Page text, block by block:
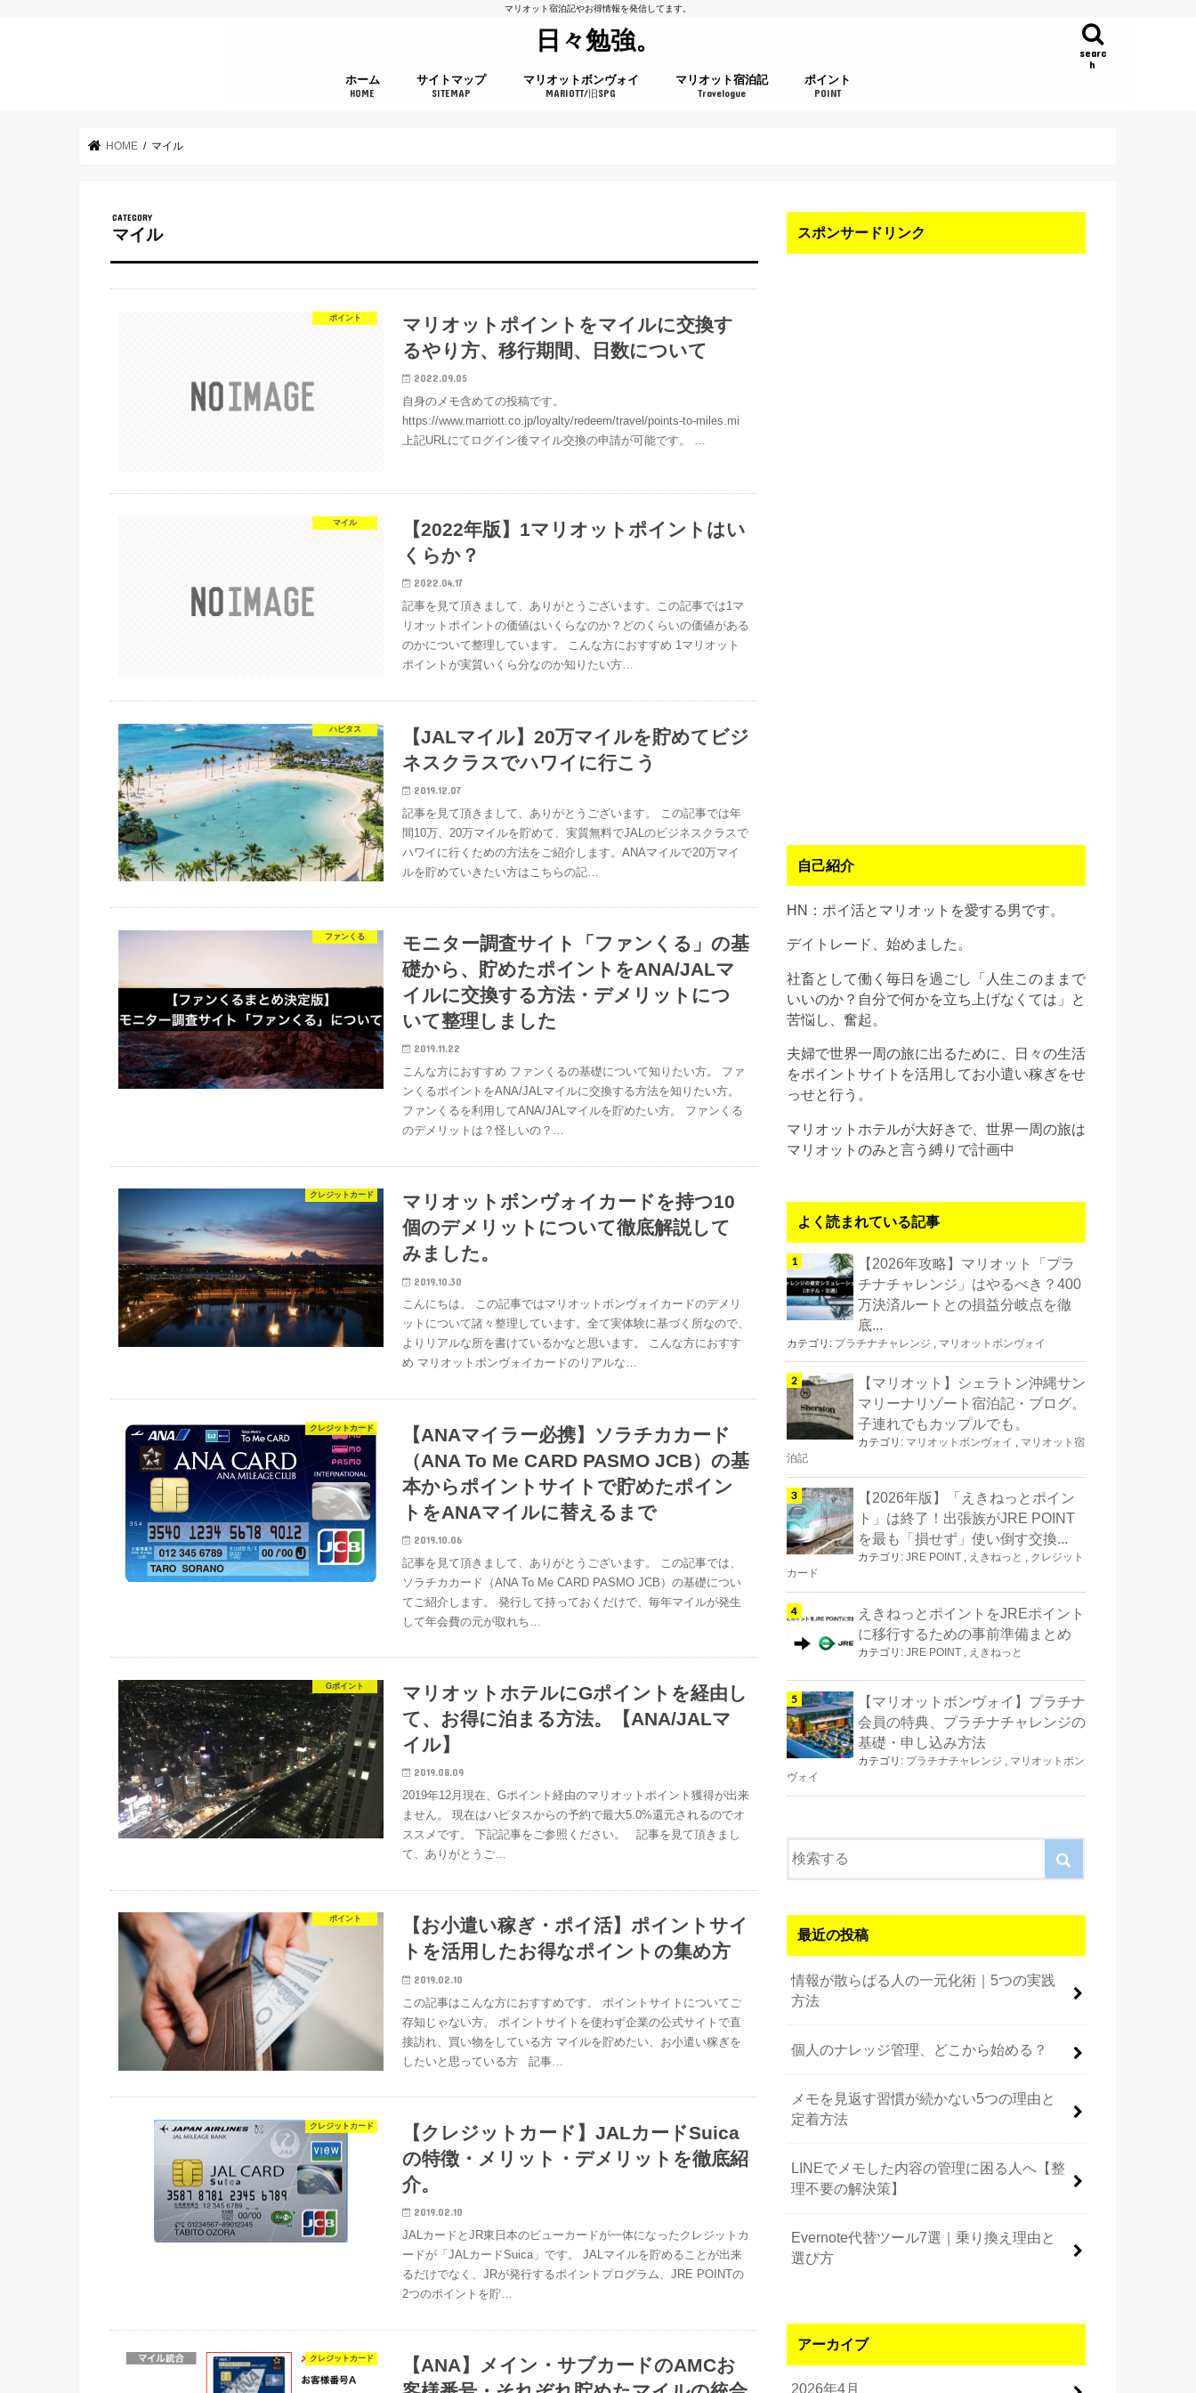
マリオット宿泊記やお得情報を発信してます。
日々勉強。
searc
h
ホーム
HOME
サイトマップ
SITEMAP
マリオットボンヴォイ
MARIOTT/旧SPG
マリオット宿泊記
Travelogue
ポイント
POINT
HOME マイル
マイル
ポイント
マリオットポイントをマイルに交換す
るやり方、移行期間、日数について
2022.09.05
自身のメモ含めての投稿です。
https://www.marriott.co.jp/loyalty/redeem/travel/points-to-miles.mi
上記URLにてログイン後マイル交換の申請が可能です。 …
マイル
【2022年版】1マリオットポイントはい
くらか？
2022.04.17
記事を見て頂きまして、ありがとうございます。この記事では1マ
リオットポイントの価値はいくらなのか？どのくらいの価値がある
のかについて整理しています。 こんな方におすすめ 1マリオット
ポイントが実質いくら分なのか知りたい方…
ハピタス
【JALマイル】20万マイルを貯めてビジ
ネスクラスでハワイに行こう
2019.12.07
記事を見て頂きまして、ありがとうございます。 この記事では年
間10万、20万マイルを貯めて、実質無料でJALのビジネスクラスで
ハワイに行くための方法をご紹介します。ANAマイルで20万マイ
ルを貯めていきたい方はこちらの記…
ファンくる
モニター調査サイト「ファンくる」の基
礎から、貯めたポイントをANA/JALマ
イルに交換する方法・デメリットにつ
いて整理しました
2019.11.22
こんな方におすすめ ファンくるの基礎について知りたい方。 ファ
ンくるポイントをANA/JALマイルに交換する方法を知りたい方。
ファンくるを利用してANA/JALマイルを貯めたい方。 ファンくる
のデメリットは？怪しいの？…
クレジットカード
マリオットボンヴォイカードを持つ10
個のデメリットについて徹底解説して
みました。
2019.10.30
こんにちは。 この記事ではマリオットボンヴォイカードのデメリ
ットについて諸々整理しています。全て実体験に基づく所なので、
よりリアルな所を書けているかなと思います。 こんな方におすす
め マリオットボンヴォイカードのリアルな…
クレジットカード
【ANAマイラー必携】ソラチカカード
（ANA To Me CARD PASMO JCB）の基
本からポイントサイトで貯めたポイン
トをANAマイルに替えるまで
2019.10.06
記事を見て頂きまして、ありがとうございます。 この記事では、
ソラチカカード（ANA To Me CARD PASMO JCB）の基礎につい
てご紹介します。 発行して持っておくだけで、毎年マイルが発生
して年会費の元が取れち…
Gポイント
マリオットホテルにGポイントを経由し
て、お得に泊まる方法。【ANA/JALマ
イル】
2019.08.09
2019年12月現在、Gポイント経由のマリオットポイント獲得が出来
ません。 現在はハピタスからの予約で最大5.0%還元されるのでオ
ススメです。 下記記事をご参照ください。 記事を見て頂きまし
て、ありがとうご…
ポイント
【お小遣い稼ぎ・ポイ活】ポイントサイ
トを活用したお得なポイントの集め方
2019.02.10
この記事はこんな方におすすめです。 ポイントサイトについてご
存知じゃない方。 ポイントサイトを使わず企業の公式サイトで直
接訪れ、買い物をしている方 マイルを貯めたい、お小遣い稼ぎを
したいと思っている方 記事…
クレジットカード
【クレジットカード】JALカードSuica
の特徴・メリット・デメリットを徹底紹
介。
2019.02.10
JALカードとJR東日本のビューカードが一体になったクレジットカ
ードが「JALカードSuica」です。 JALマイルを貯めることが出来
るだけでなく、JRが発行するポイントプログラム、JRE POINTの
2つのポイントを貯…
クレジットカード
【ANA】メイン・サブカードのAMCお
スポンサードリンク
自己紹介
HN：ポイ活とマリオットを愛する男です。
デイトレード、始めました。
社畜として働く毎日を過ごし「人生このままで
いいのか？自分で何かを立ち上げなくては」と
苦悩し、奮起。
夫婦で世界一周の旅に出るために、日々の生活
をポイントサイトを活用してお小遣い稼ぎをせ
っせと行う。
マリオットホテルが大好きで、世界一周の旅は
マリオットのみと言う縛りで計画中
よく読まれている記事
【2026年攻略】マリオット「プラ
チナチャレンジ」はやるべき？400
万決済ルートとの損益分岐点を徹
底...
カテゴリ: プラチナチャレンジ マリオットボンヴォイ
【マリオット】シェラトン沖縄サン
マリーナリゾート宿泊記・ブログ。
子連れでもカップルでも。
カテゴリ: マリオットボンヴォイ , マリオット宿
泊記
【2026年版】「えきねっとポイン
ト」は終了！出張族がJRE POINT
を最も「損せず」使い倒す交換...
カテゴリ: JRE POINT , えきねっと , クレジット
カード
えきねっとポイントをJREポイント
に移行するための事前準備まとめ
カテゴリ: JRE POINT えきねっと
【マリオットボンヴォイ】プラチナ
会員の特典、プラチナチャレンジの
基礎・申し込み方法
カテゴリ: プラチナチャレンジ , マリオットボン
ヴォイ
最近の投稿
情報が散らばる人の一元化術｜5つの実践
方法
個人のナレッジ管理、どこから始める？
メモを見返す習慣が続かない5つの理由と
定着方法
LINEでメモした内容の管理に困る人へ【整
理不要の解決策】
Evernote代替ツール7選｜乗り換え理由と
選び方
アーカイブ
2026年4月